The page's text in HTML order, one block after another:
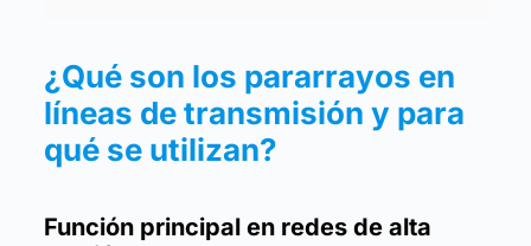
¿Qué son los pararrayos en
líneas de transmisión y para
qué se utilizan?
Función principal en redes de alta